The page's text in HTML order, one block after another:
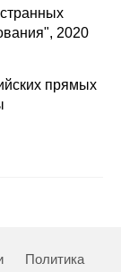
2020
прямых
Политика